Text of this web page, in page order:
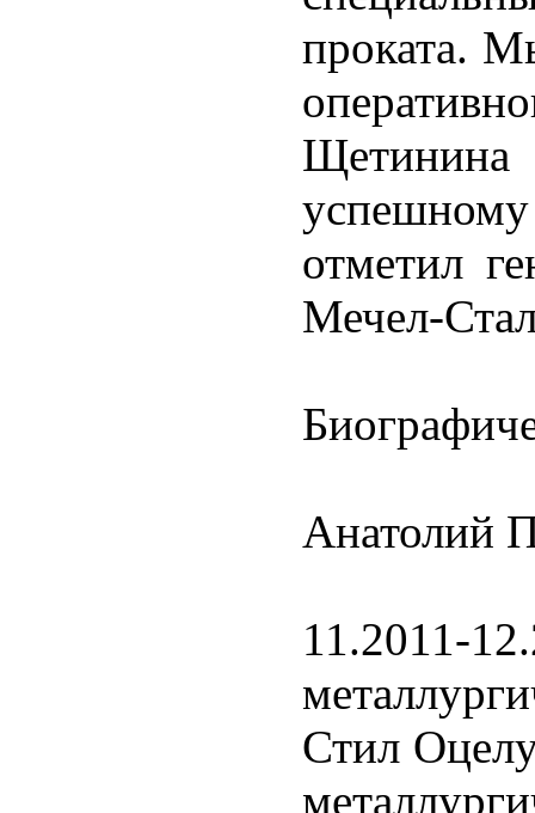
проката.
отметил
Мечел-
Анатолий
11.2011-
Стил